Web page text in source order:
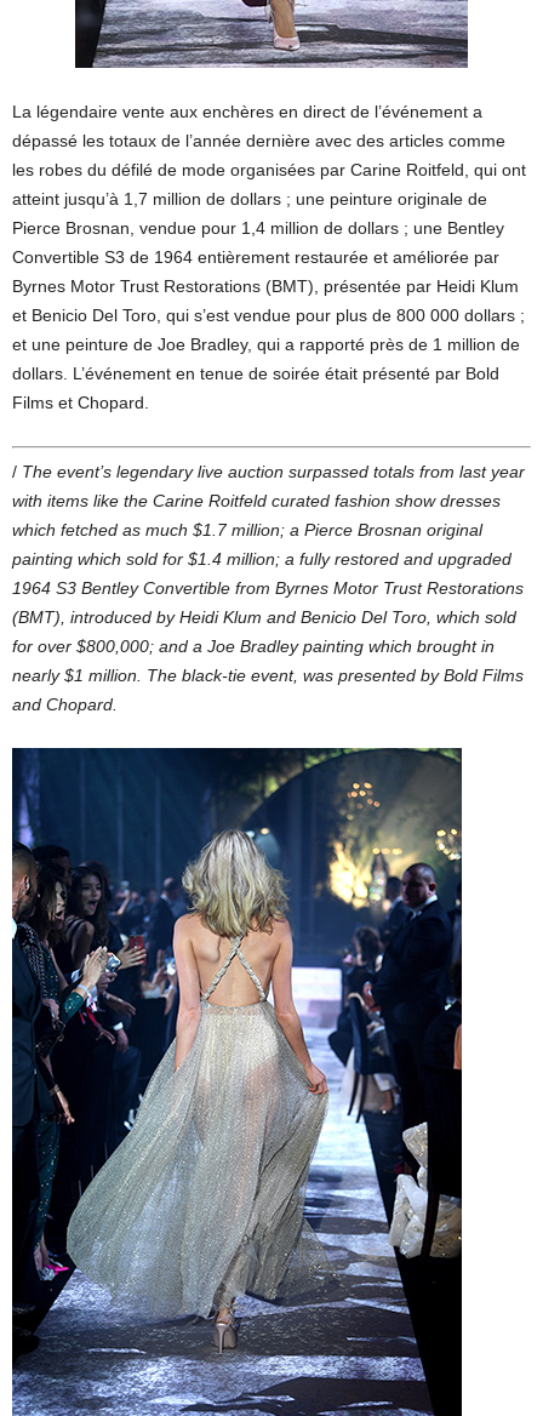
La légendaire vente aux enchères en direct de l’événement a
dépassé les totaux de l’année dernière avec des articles comme
les robes du défilé de mode organisées par Carine Roitfeld, qui ont
atteint jusqu’à 1,7 million de dollars ; une peinture originale de
Pierce Brosnan, vendue pour 1,4 million de dollars ; une Bentley
Convertible S3 de 1964 entièrement restaurée et améliorée par
Byrnes Motor Trust Restorations (BMT), présentée par Heidi Klum
et Benicio Del Toro, qui s’est vendue pour plus de 800 000 dollars ;
et une peinture de Joe Bradley, qui a rapporté près de 1 million de
dollars. L’événement en tenue de soirée était présenté par Bold
Films et Chopard.
/ The event’s legendary live auction surpassed totals from last year
with items like the Carine Roitfeld curated fashion show dresses
which fetched as much $1.7 million; a Pierce Brosnan original
painting which sold for $1.4 million; a fully restored and upgraded
1964 S3 Bentley Convertible from Byrnes Motor Trust Restorations
(BMT), introduced by Heidi Klum and Benicio Del Toro, which sold
for over $800,000; and a Joe Bradley painting which brought in
nearly $1 million. The black-tie event, was presented by Bold Films
and Chopard.